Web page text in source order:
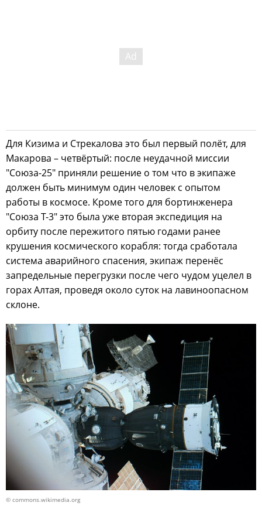
Для Кизима и Стрекалова это был первый полёт, для
Макарова – четвёртый: после неудачной миссии
"Союза-25" приняли решение о том что в экипаже
должен быть минимум один человек с опытом
работы в космосе. Кроме того для бортинженера
"Союза Т-3" это была уже вторая экспедиция на
орбиту после пережитого пятью годами ранее
крушения космического корабля: тогда сработала
система аварийного спасения, экипаж перенёс
запредельные перегрузки после чего чудом уцелел в
горах Алтая, проведя около суток на лавиноопасном
склоне.
© commons.wikimedia.org